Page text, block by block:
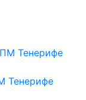
Тенерифе